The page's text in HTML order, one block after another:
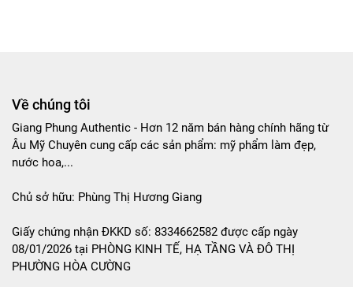
Về chúng tôi
Giang Phung Authentic - Hơn 12 năm bán hàng chính hãng từ
Âu Mỹ Chuyên cung cấp các sản phẩm: mỹ phẩm làm đẹp,
nước hoa,...
Chủ sở hữu: Phùng Thị Hương Giang
Giấy chứng nhận ĐKKD số: 8334662582 được cấp ngày
08/01/2026 tại PHÒNG KINH TẾ, HẠ TẦNG VÀ ĐÔ THỊ
PHƯỜNG HÒA CƯỜNG